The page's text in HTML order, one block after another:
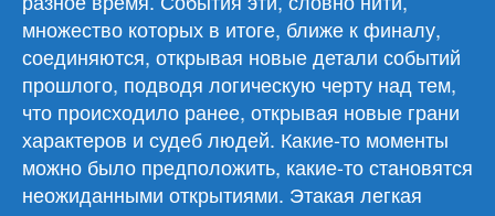
множество которых в итоге, ближе к финалу,
соединяются, открывая новые детали событий
прошлого, подводя логическую черту над тем,
что происходило ранее, открывая новые грани
характеров и судеб людей. Какие-то моменты
можно было предположить, какие-то становятся
неожиданными открытиями. Этакая легкая